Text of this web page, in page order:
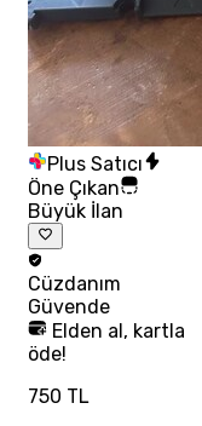
Plus Satıcı
Öne Çıkan
Büyük İlan
Cüzdanım
Güvende
Elden al, kartla
öde!
750 TL